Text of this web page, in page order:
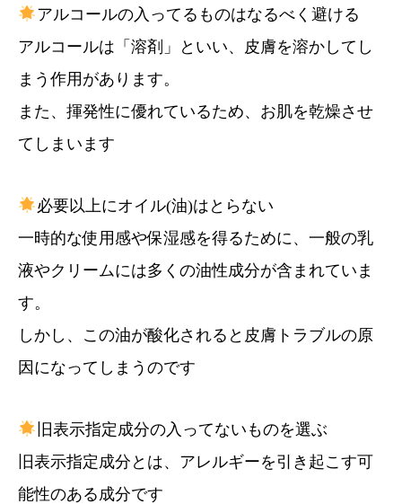
アルコールの入ってるものはなるべく避ける
アルコールは「溶剤」といい、皮膚を溶かしてし
まう作用があります。
また、揮発性に優れているため、お肌を乾燥させ
てしまいます
必要以上にオイル(油)はとらない
一時的な使用感や保湿感を得るために、一般の乳
液やクリームには多くの油性成分が含まれていま
す。
しかし、この油が酸化されると皮膚トラブルの原
因になってしまうのです
旧表示指定成分の入ってないものを選ぶ
旧表示指定成分とは、アレルギーを引き起こす可
能性のある成分です